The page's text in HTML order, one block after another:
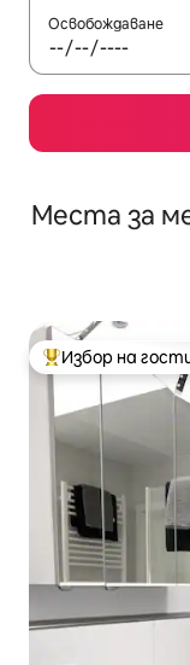
Освобождаване
Места за
Най-популярен
Избор на